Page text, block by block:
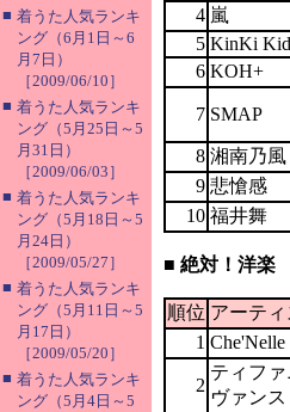
■ 着うた人気ランキ
ング（6月1日～6
月7日）
［2009/06/10］
■ 着うた人気ランキ
ング（5月25日～5
月31日）
［2009/06/03］
■ 着うた人気ランキ
ング（5月18日～5
月24日）
［2009/05/27］
■ 着うた人気ランキ
ング（5月11日～5
月17日）
［2009/05/20］
■ 着うた人気ランキ
ング（5月4日～5
4 嵐
5 KinKi
6 KOH+
7 SMAP
8 湘南乃風
9 悲愴感
10 福井舞
■ 絶対！洋楽
順位 アーティ
1 Che'Nelle
2
ティフ
ヴァンス